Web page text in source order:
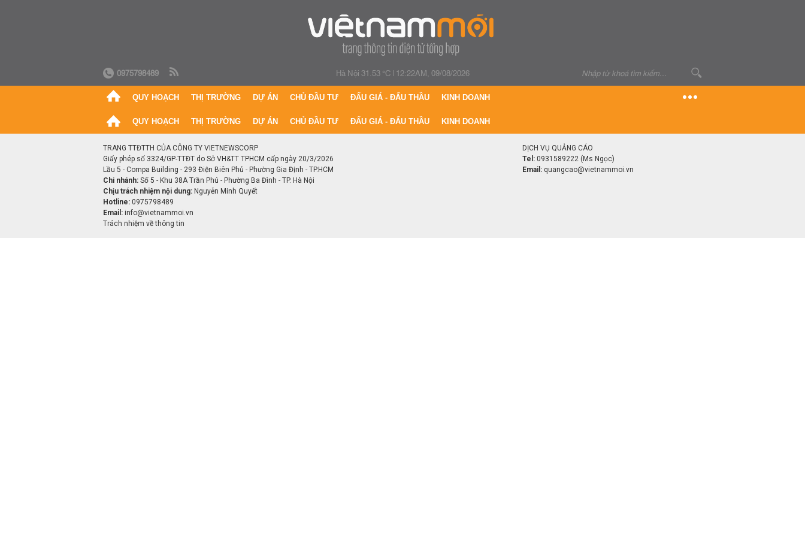
0975798489 Hà Nội 31.53 °C| 12:22AM, 09/08/2026
QUY HOẠCH THỊ TRƯỜNG DỰ ÁN CHỦ ĐẦU TƯ ĐẤU GIÁ - ĐẤU THẦU KINH DOANH
QUY HOẠCH THỊ TRƯỜNG DỰ ÁN CHỦ ĐẦU TƯ ĐẤU GIÁ - ĐẤU THẦU KINH DOANH
TRANG TTĐTTH CỦA CÔNG TY VIETNEWSCORP
Giấy phép số 3324/GP-TTĐT do Sở VH&TT TPHCM cấp ngày 20/3/2026
Lầu 5 - Compa Building - 293 Điện Biên Phủ - Phường Gia Định - TP.HCM
Chi nhánh: Số 5 - Khu 38A Trần Phú - Phường Ba Đình - TP. Hà Nội
Chịu trách nhiệm nội dung: Nguyễn Minh Quyết
Hotline: 0975798489
Email: info@vietnammoi.vn
Trách nhiệm về thông tin
DỊCH VỤ QUẢNG CÁO
Tel: 0931589222 (Ms Ngọc)
Email: quangcao@vietnammoi.vn